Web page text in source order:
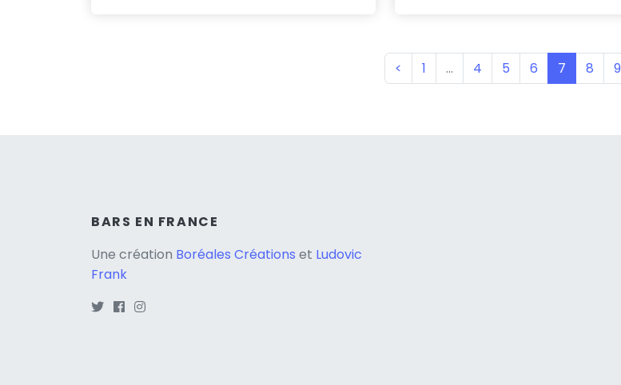
< 1 … 4 5 6 7(current)
8 9
BARS EN FRANCE
Une création Boréales Créations et Ludovic
Frank